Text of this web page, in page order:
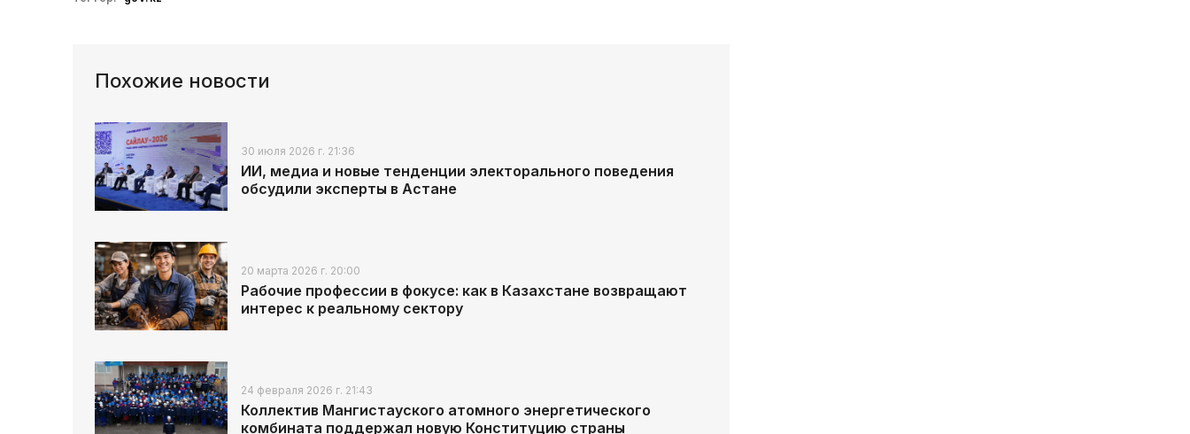
Похожие новости
30 июля 2026 г. 21:36
ИИ, медиа и новые тенденции электорального поведения
обсудили эксперты в Астане
20 марта 2026 г. 20:00
Рабочие профессии в фокусе: как в Казахстане возвращают
интерес к реальному сектору
24 февраля 2026 г. 21:43
Коллектив Мангистауского атомного энергетического
комбината поддержал новую Конституцию страны